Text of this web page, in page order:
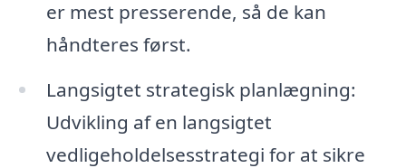
er mest presserende, så de kan
håndteres først.
Langsigtet strategisk planlægning:
Udvikling af en langsigtet
vedligeholdelsesstrategi for at sikre